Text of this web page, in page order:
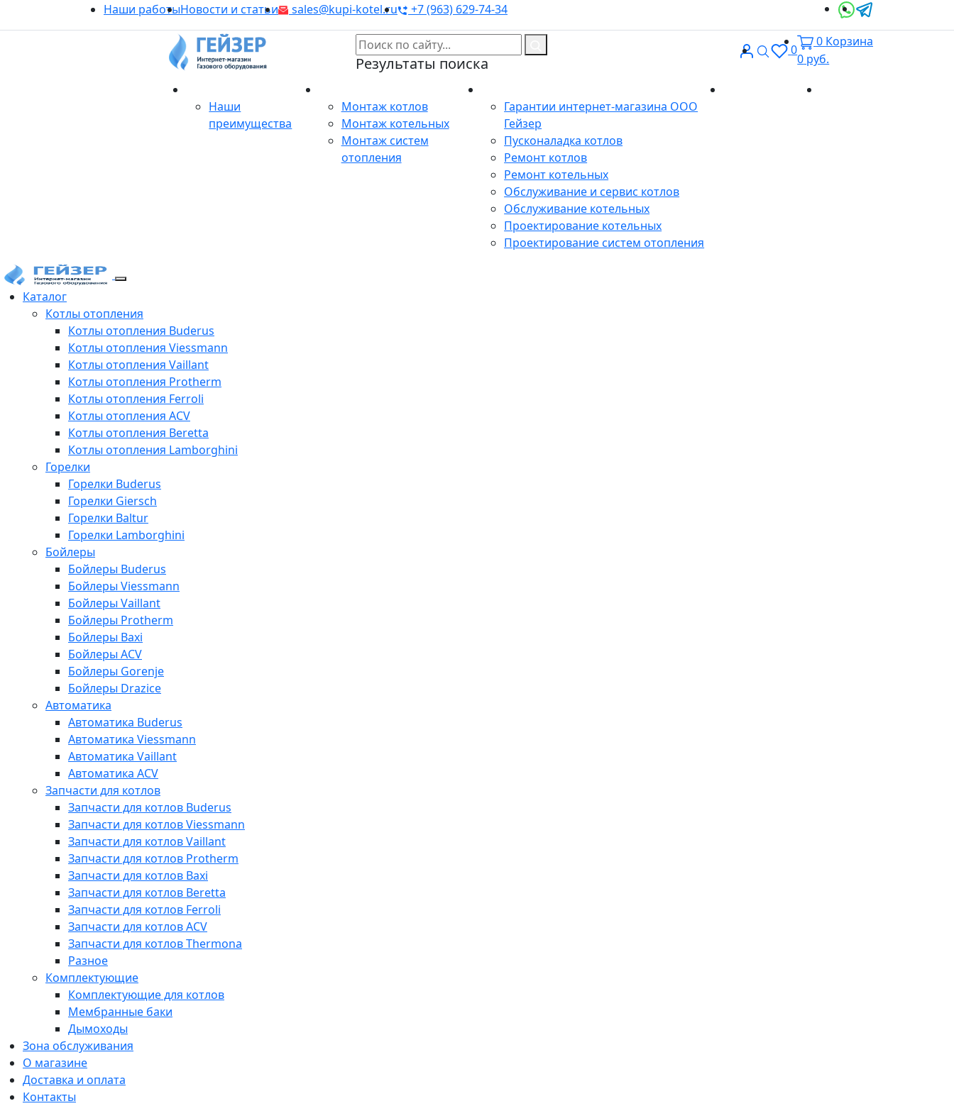
Наши работыНовости и статьи sales@kupi-kotel.ru +7 (963) 629-74-34
Результаты поиска
ВходПоиск
0
0 Корзина
0 руб.
Наши
преимущества
Монтаж котлов
Монтаж котельных
Монтаж систем
отопления
Гарантии интернет-магазина ООО
Гейзер
Пусконаладка котлов
Ремонт котлов
Ремонт котельных
Обслуживание и сервис котлов
Обслуживание котельных
Проектирование котельных
Проектирование систем отопления
Каталог
Котлы отопления
Котлы отопления Buderus
Котлы отопления Viessmann
Котлы отопления Vaillant
Котлы отопления Protherm
Котлы отопления Ferroli
Котлы отопления ACV
Котлы отопления Beretta
Котлы отопления Lamborghini
Горелки
Горелки Buderus
Горелки Giersch
Горелки Baltur
Горелки Lamborghini
Бойлеры
Бойлеры Buderus
Бойлеры Viessmann
Бойлеры Vaillant
Бойлеры Protherm
Бойлеры Baxi
Бойлеры ACV
Бойлеры Gorenje
Бойлеры Drazice
Автоматика
Автоматика Buderus
Автоматика Viessmann
Автоматика Vaillant
Автоматика ACV
Запчасти для котлов
Запчасти для котлов Buderus
Запчасти для котлов Viessmann
Запчасти для котлов Vaillant
Запчасти для котлов Protherm
Запчасти для котлов Baxi
Запчасти для котлов Beretta
Запчасти для котлов Ferroli
Запчасти для котлов ACV
Запчасти для котлов Thermona
Разное
Комплектующие
Комплектующие для котлов
Мембранные баки
Дымоходы
Зона обслуживания
О магазине
Доставка и оплата
Контакты